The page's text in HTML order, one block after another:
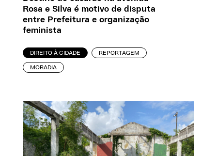
Rosa e Silva é motivo de disputa
entre Prefeitura e organização
feminista
DIREITO À CIDADE REPORTAGEM
MORADIA